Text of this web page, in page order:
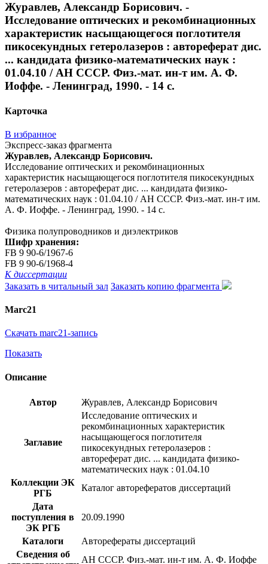
Журавлев, Александр Борисович. -
Исследование оптических и рекомбинационных
характеристик насыщающегося поглотителя
пикосекундных гетеролазеров : автореферат дис.
... кандидата физико-математических наук :
01.04.10 / АН СССР. Физ.-мат. ин-т им. А. Ф.
Иоффе. - Ленинград, 1990. - 14 с.
Карточка
В избранное
Экспресс-заказ фрагмента
Журавлев, Александр Борисович.
Исследование оптических и рекомбинационных
характеристик насыщающегося поглотителя пикосекундных
гетеролазеров : автореферат дис. ... кандидата физико-
математических наук : 01.04.10 / АН СССР. Физ.-мат. ин-т им.
А. Ф. Иоффе. - Ленинград, 1990. - 14 с.
Физика полупроводников и диэлектриков
Шифр хранения:
FB 9 90-6/1967-6
FB 9 90-6/1968-4
К диссертации
Заказать в читальный зал Заказать копию фрагмента
Marc21
Скачать marc21-запись
Показать
Описание
Автор Журавлев, Александр Борисович
Заглавие
Исследование оптических и
рекомбинационных характеристик
насыщающегося поглотителя
пикосекундных гетеролазеров :
автореферат дис. ... кандидата физико-
математических наук : 01.04.10
Коллекции ЭК
РГБ
Каталог авторефератов диссертаций
Дата
поступления в
ЭК РГБ
20.09.1990
Каталоги
Авторефераты диссертаций
Сведения об
АН СССР. Физ.-мат. ин-т им. А. Ф. Иоффе